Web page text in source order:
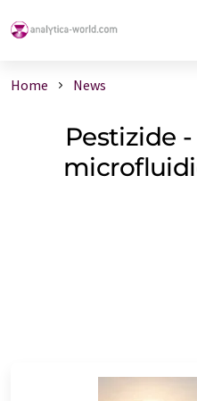
Home News
Pestizide